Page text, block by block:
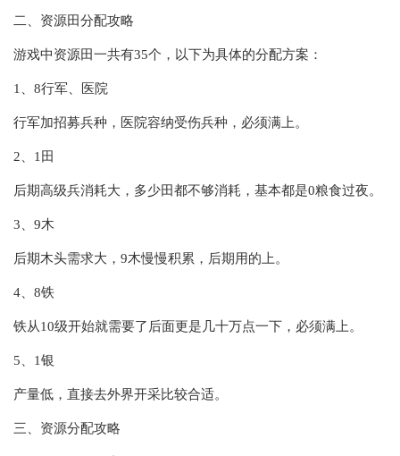
二、资源田分配攻略
游戏中资源田一共有35个，以下为具体的分配方案：
1、8行军、医院
行军加招募兵种，医院容纳受伤兵种，必须满上。
2、1田
后期高级兵消耗大，多少田都不够消耗，基本都是0粮食过夜。
3、9木
后期木头需求大，9木慢慢积累，后期用的上。
4、8铁
铁从10级开始就需要了后面更是几十万点一下，必须满上。
5、1银
产量低，直接去外界开采比较合适。
三、资源分配攻略